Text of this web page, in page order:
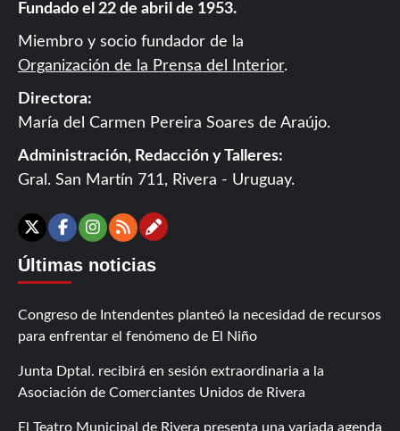
Fundado el 22 de abril de 1953.
Miembro y socio fundador de la
Organización de la Prensa del Interior.
Directora:
María del Carmen Pereira Soares de Araújo.
Administración, Redacción y Talleres:
Gral. San Martín 711, Rivera - Uruguay.
X Facebook
Instagram
RSSContáctanos
Últimas noticias
Congreso de Intendentes planteó la necesidad de recursos
para enfrentar el fenómeno de El Niño
Junta Dptal. recibirá en sesión extraordinaria a la
Asociación de Comerciantes Unidos de Rivera
El Teatro Municipal de Rivera presenta una variada agenda